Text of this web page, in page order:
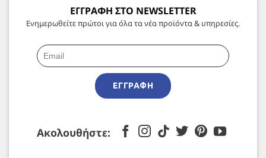
ΕΓΓΡΑΦΗ ΣΤΟ NEWSLETTER
Ενημερωθείτε πρώτοι για όλα τα νέα προϊόντα & υπηρεσίες.
ΕΓΓΡΑΦΉ
Ακολουθήστε: